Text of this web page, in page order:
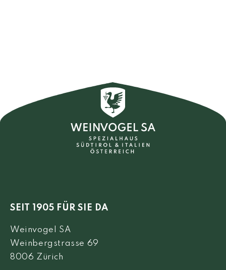
SEIT 1905 FÜR SIE DA
Weinvogel SA
Weinbergstrasse 69
8006 Zürich